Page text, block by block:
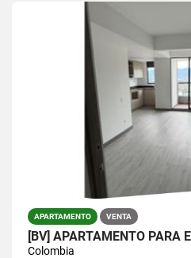
APARTAMENTO VENTA
Colombia